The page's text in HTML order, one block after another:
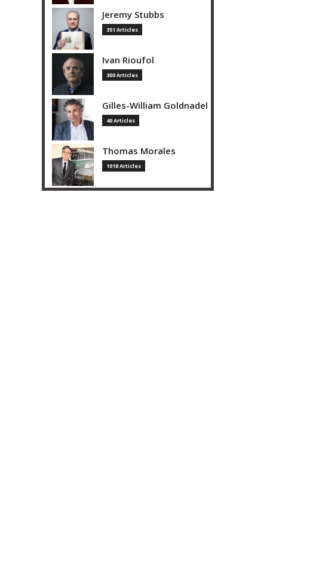
Jeremy Stubbs
351 Articles
Ivan Rioufol
300 Articles
Gilles-William Goldnadel
40 Articles
Thomas Morales
1018 Articles